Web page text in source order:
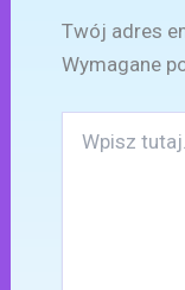
Twój adres
Wymagane
tutaj..